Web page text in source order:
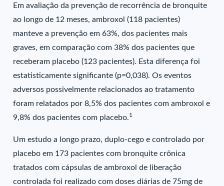
Em avaliação da prevenção de recorrência de bronquite
ao longo de 12 meses, ambroxol (118 pacientes)
manteve a prevenção em 63%, dos pacientes mais
graves, em comparação com 38% dos pacientes que
receberam placebo (123 pacientes). Esta diferença foi
estatisticamente significante (p=0,038). Os eventos
adversos possivelmente relacionados ao tratamento
foram relatados por 8,5% dos pacientes com ambroxol e
9,8% dos pacientes com placebo.1
Um estudo a longo prazo, duplo-cego e controlado por
placebo em 173 pacientes com bronquite crônica
tratados com cápsulas de ambroxol de liberação
controlada foi realizado com doses diárias de 75mg de